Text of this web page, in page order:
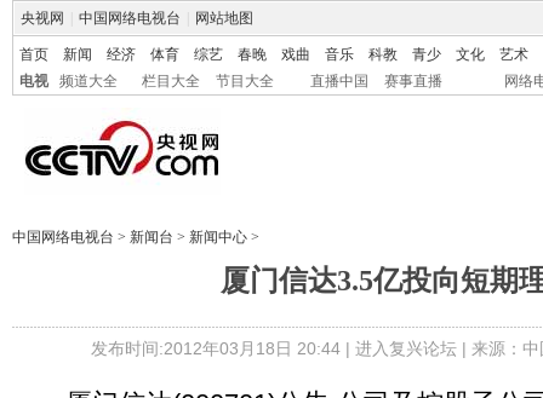
央视网 中国网络电视台 网站地图
首页 新闻 经济 体育 综艺 春晚 戏曲 音乐 科教 青少 文化
艺术
电视
频道大全 栏目大全 节目大全 直播中国 赛事直播 网络
中国网络电视台 > 新闻台 > 新闻中心 >
厦门信达3.5亿投向短期
发布时间:2012年03月18日 20:44 | 进入复兴论坛| 来源：